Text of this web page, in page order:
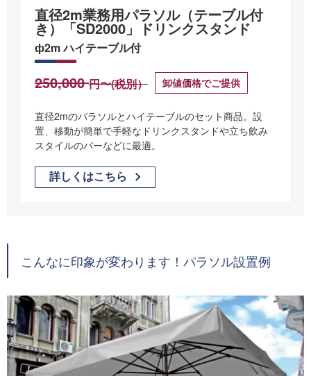
直径2m業務用パラソル（テーブル付
き）「SD2000」ドリンクスタンド
ф2m ハイテーブル付
250,000円〜(税別） 卸値価格でご提供
直径2mのパラソルとハイテーブルのセット商品。設
置、移動が簡単で手軽なドリンクスタンドや立ち飲み
スタイルのバーなどに最適。
詳しくはこちら
こんなに印象が変わります！パラソル設置例